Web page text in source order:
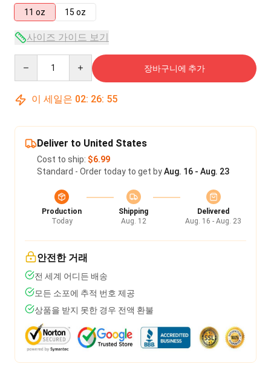
11 oz
15 oz
사이즈 가이드 보기
장바구니에 추가
이 세일은 02: 26: 55
Deliver to United States
Cost to ship: $6.99
Standard - Order today to get byAug. 16 - Aug. 23
Production
Today
Shipping
Aug. 12
Delivered
Aug. 16 - Aug. 23
안전한 거래
전 세계 어디든 배송
모든 소포에 추적 번호 제공
상품을 받지 못한 경우 전액 환불